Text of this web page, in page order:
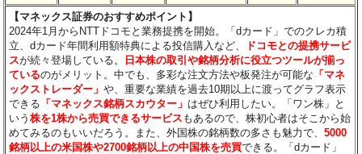
【マネックス証券のおすすめポイント】
2024年1月からNTTドコモと業務提携を開始。「dカード」でのクレカ積
立、dカード年間利用額特典による投信購入など、
ドコモとの提携サービ
スが続々登場している。
日本株の取引や銘柄分析に役立つツールが揃っ
ているのがメリット。中でも、多彩な注文方法や板発注が可能な 「マネ
ックストレーダー」や、重要な業績を過去10期以上に渡ってグラフ表示
できる 「マネックス銘柄スカウター」 はぜひ利用したい。「ワン株」と
いう株を1株から売買できるサービス もあるので、株初心者はそこから始
めてみるのもいいだろう。また、外国株の銘柄数の多さも魅力で、5000
銘柄以上の米国株や2700銘柄以上の中国株を売買できる。「dカード」